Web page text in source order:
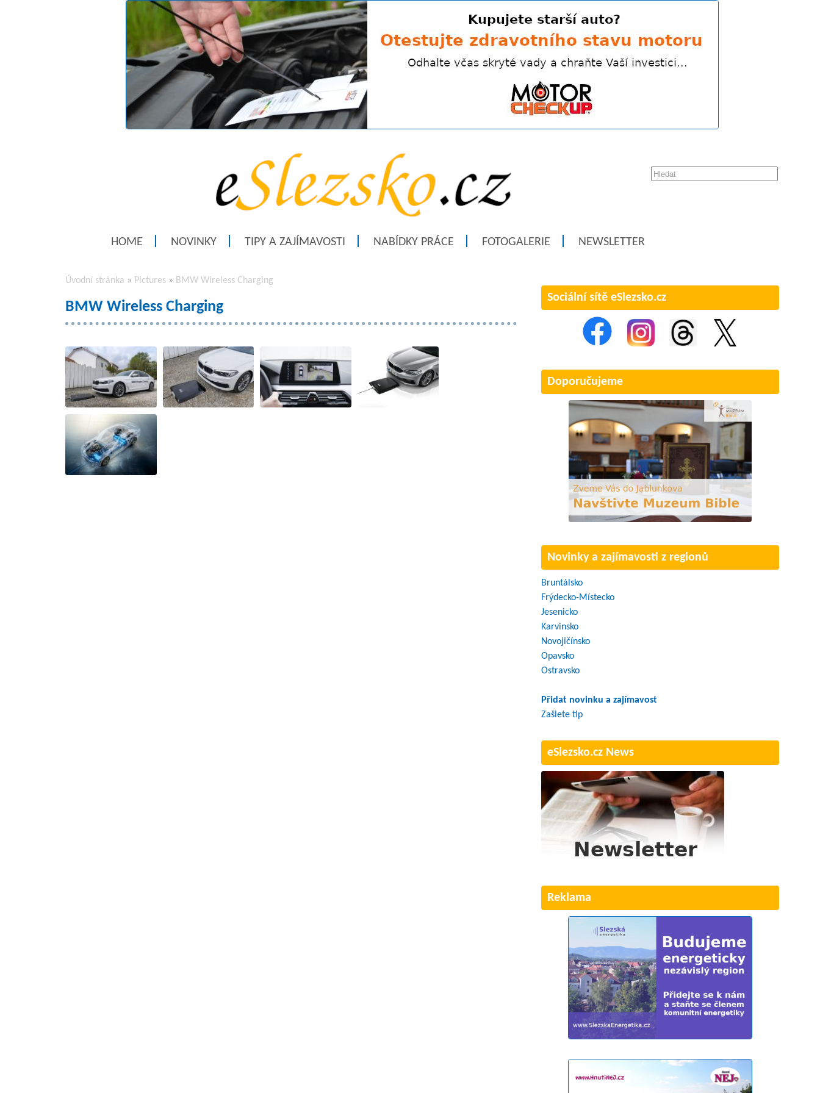
HOME NOVINKY TIPY A ZAJÍMAVOSTI NABÍDKY PRÁCE FOTOGALERIE NEWSLETTER
Úvodní stránka » Pictures » BMW Wireless Charging
BMW Wireless Charging
Sociální sítě eSlezsko.cz
Doporučujeme
Novinky a zajímavosti z regionů
Bruntálsko
Frýdecko-Místecko
Jesenicko
Karvinsko
Novojičínsko
Opavsko
Ostravsko
Přidat novinku a zajímavost
Zašlete tip
eSlezsko.cz News
Reklama